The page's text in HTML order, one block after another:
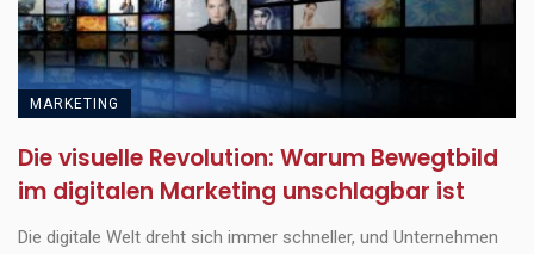
MARKETING
Die visuelle Revolution: Warum Bewegtbild
im digitalen Marketing unschlagbar ist
Die digitale Welt dreht sich immer schneller, und Unternehmen